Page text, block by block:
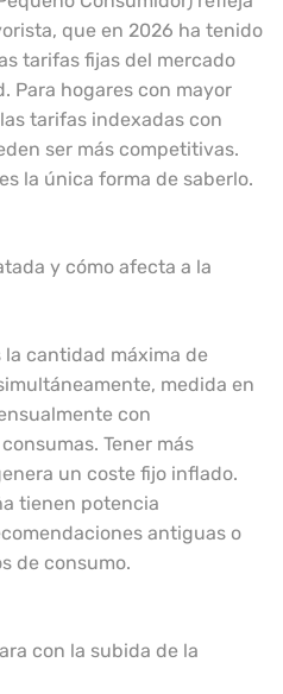
que en 2026 ha tenido
tarifas fijas del mercado
Para hogares con mayor
tarifas indexadas con
ser más competitivas.
la única forma de saberlo.
y cómo afecta a la
cantidad máxima de
medida en
con
Tener más
un coste fijo inflado.
tienen potencia
antiguas o
de consumo.
con la subida de la